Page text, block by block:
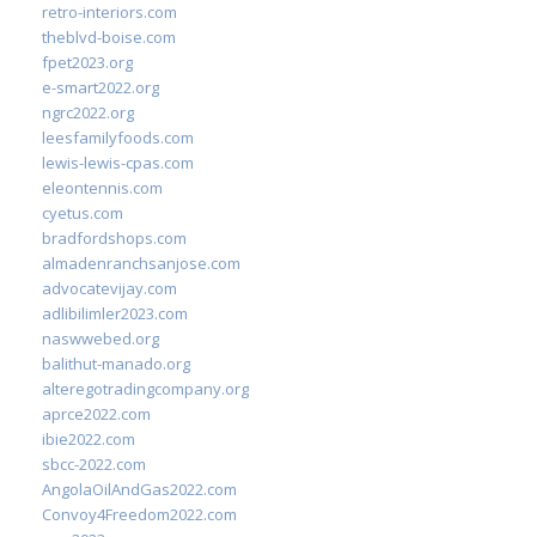
retro-interiors.com
theblvd-boise.com
fpet2023.org
e-smart2022.org
ngrc2022.org
leesfamilyfoods.com
lewis-lewis-cpas.com
eleontennis.com
cyetus.com
bradfordshops.com
almadenranchsanjose.com
advocatevijay.com
adlibilimler2023.com
naswwebed.org
balithut-manado.org
alteregotradingcompany.org
aprce2022.com
ibie2022.com
sbcc-2022.com
AngolaOilAndGas2022.com
Convoy4Freedom2022.com